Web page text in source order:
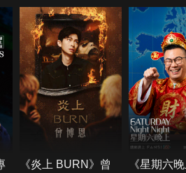
《炎上 BURN》曾
《星期六